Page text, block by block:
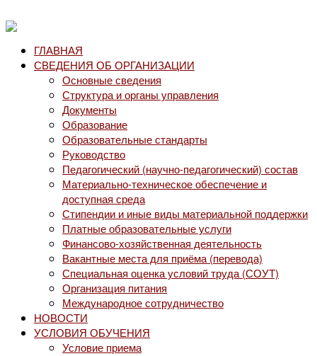
ГЛАВНАЯ
СВЕДЕНИЯ ОБ ОРГАНИЗАЦИИ
Основные сведения
Структура и органы управления
Документы
Образование
Образовательные стандарты
Руководство
Педагогический (научно-педагогический) состав
Материально-техническое обеспечение и
доступная среда
Стипендии и иные виды материальной поддержки
Платные образовательные услуги
Финансово-хозяйственная деятельность
Вакантные места для приёма (перевода)
Специальная оценка условий труда (СОУТ)
Организация питания
Международное сотрудничество
НОВОСТИ
УСЛОВИЯ ОБУЧЕНИЯ
Условие приема